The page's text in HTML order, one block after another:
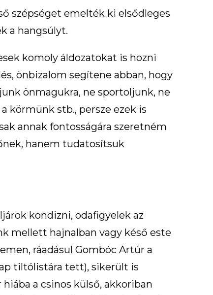
szépséget emelték ki elsődleges
a hangsúlyt.
komoly áldozatokat is hozni
önbizalom segítene abban, hogy
önmagukra, ne sportoljunk, ne
körmünk stb., persze ezek is
annak fontosságára szeretném
hanem tudatosítsuk
kondizni, odafigyelek az
mellett hajnalban vagy késő este
ráadásul Gombóc Artúr a
tiltólistára tett), sikerült is
a csinos külső, akkoriban